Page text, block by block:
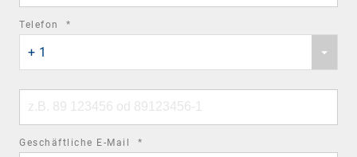
Telefon *
country
code
+ 1
number
Geschäftliche E-Mail *